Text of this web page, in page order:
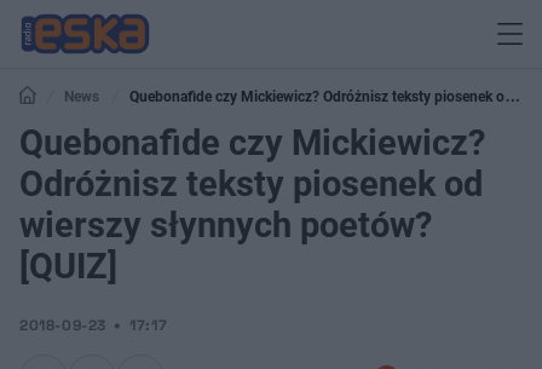
News
Quebonafide czy Mickiewicz? Odróżnisz teksty piosenek od
wierszy słynnych poetów? [QUIZ]
Quebonafide czy Mickiewicz?
Odróżnisz teksty piosenek od
wierszy słynnych poetów?
[QUIZ]
2018-09-23 17:17